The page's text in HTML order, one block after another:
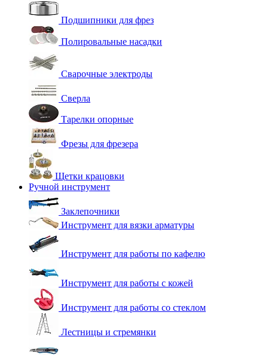
Подшипники для фрез
Полировальные насадки
Сварочные электроды
Сверла
Тарелки опорные
Фрезы для фрезера
Щетки крацовки
Ручной инструмент
Заклепочники
Инструмент для вязки арматуры
Инструмент для работы по кафелю
Инструмент для работы с кожей
Инструмент для работы со стеклом
Лестницы и стремянки